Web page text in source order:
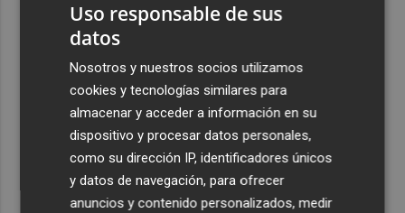
más allá de la rehabilitación: ¿retorno de la Dama?
PCUMH, prepara sus primeras alianzas con el sector
Castelló apuesta por convertir el eclipse en un referente
científico: recibirá a un gran equipo de expertos
Uso responsable de sus
datos
Nosotros y nuestros socios utilizamos
cookies y tecnologías similares para
almacenar y acceder a información en su
dispositivo y procesar datos personales,
como su dirección IP, identificadores únicos
y datos de navegación, para ofrecer
anuncios y contenido personalizados, medir